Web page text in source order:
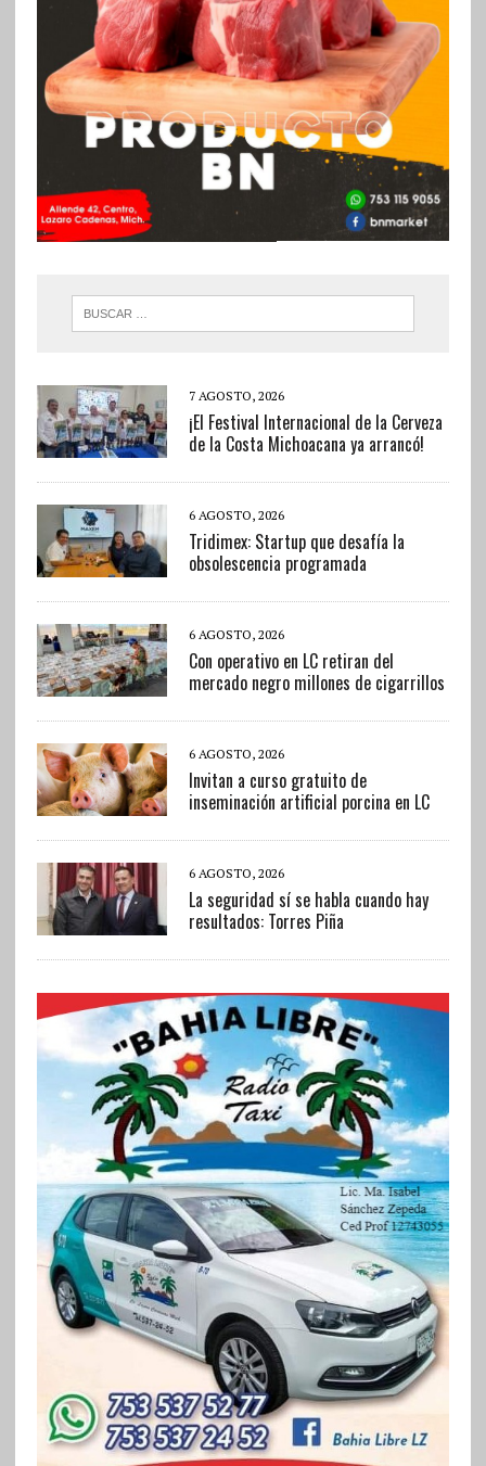
7 AGOSTO, 2026
¡El Festival Internacional de la Cerveza
de la Costa Michoacana ya arrancó!
6 AGOSTO, 2026
Tridimex: Startup que desafía la
obsolescencia programada
6 AGOSTO, 2026
Con operativo en LC retiran del
mercado negro millones de cigarrillos
6 AGOSTO, 2026
Invitan a curso gratuito de
inseminación artificial porcina en LC
6 AGOSTO, 2026
La seguridad sí se habla cuando hay
resultados: Torres Piña